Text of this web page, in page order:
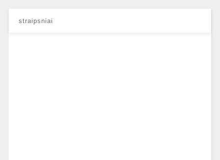
straipsniai